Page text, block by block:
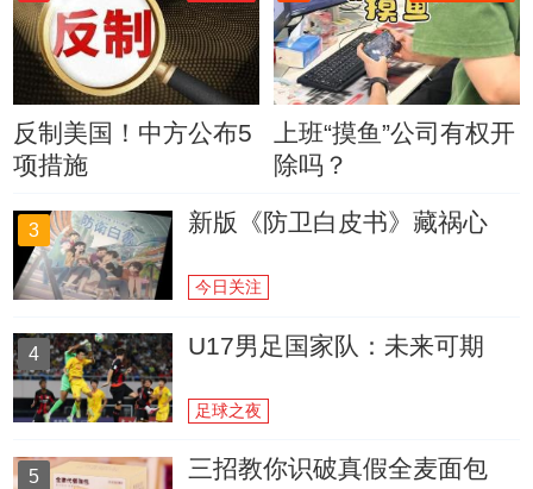
反制美国！中方公布5
项措施
上班“摸鱼”公司有权开
除吗？
3 新版《防卫白皮书》藏祸心
今日关注
4 U17男足国家队：未来可期
足球之夜
5 三招教你识破真假全麦面包